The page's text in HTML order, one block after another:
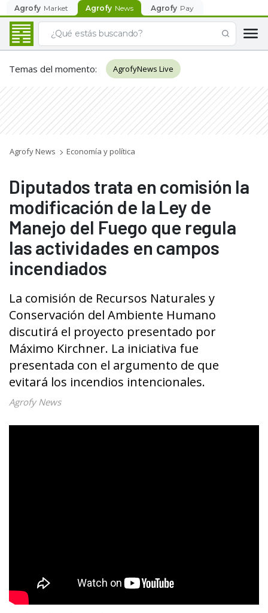
Agrofy Market Agrofy News Agrofy Pay
Temas del momento: AgrofyNews Live
Agrofy News Economía y política
Diputados trata en comisión la
modificación de la Ley de
Manejo del Fuego que regula
las actividades en campos
incendiados
La comisión de Recursos Naturales y
Conservación del Ambiente Humano
discutirá el proyecto presentado por
Máximo Kirchner. La iniciativa fue
presentada con el argumento de que
evitará los incendios intencionales.
Agrofy News